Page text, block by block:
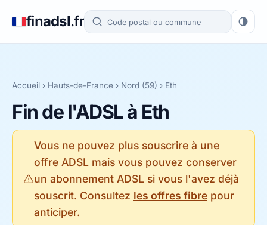
finadsl.fr
Accueil › Hauts-de-France › Nord (59) › Eth
Fin de l'ADSL à Eth
Vous ne pouvez plus souscrire à une
offre ADSL mais vous pouvez conserver
un abonnement ADSL si vous l'avez déjà
souscrit. Consultez les offres fibrepour
anticiper.